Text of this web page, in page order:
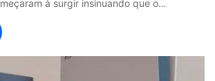
à surgir insinuando que o…